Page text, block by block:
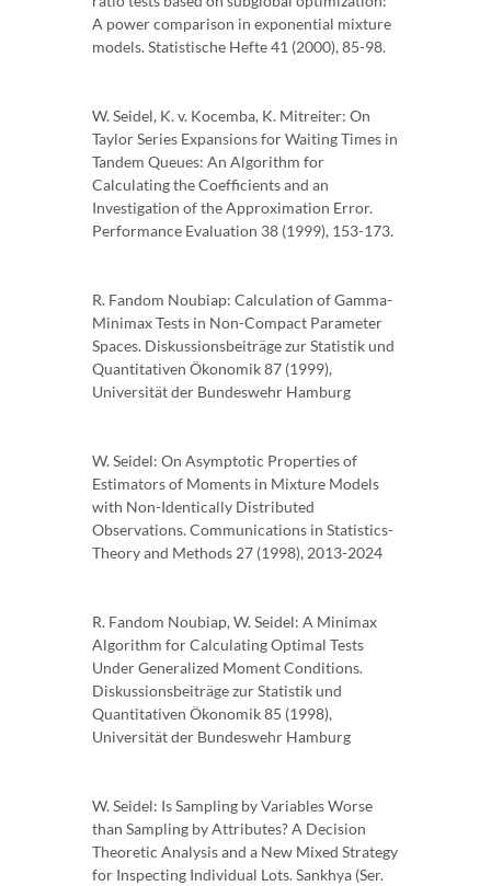
A power comparison in exponential mixture
models. Statistische Hefte 41 (2000), 85-98.
W. Seidel, K. v. Kocemba, K. Mitreiter: On
Taylor Series Expansions for Waiting Times in
Tandem Queues: An Algorithm for
Calculating the Coefficients and an
Investigation of the Approximation Error.
Performance Evaluation 38 (1999), 153-173.
R. Fandom Noubiap: Calculation of Gamma-
Minimax Tests in Non-Compact Parameter
Spaces. Diskussionsbeiträge zur Statistik und
Quantitativen Ökonomik 87 (1999),
Universität der Bundeswehr Hamburg
W. Seidel: On Asymptotic Properties of
Estimators of Moments in Mixture Models
with Non-Identically Distributed
Observations. Communications in Statistics-
Theory and Methods 27 (1998), 2013-2024
R. Fandom Noubiap, W. Seidel: A Minimax
Algorithm for Calculating Optimal Tests
Under Generalized Moment Conditions.
Diskussionsbeiträge zur Statistik und
Quantitativen Ökonomik 85 (1998),
Universität der Bundeswehr Hamburg
W. Seidel: Is Sampling by Variables Worse
than Sampling by Attributes? A Decision
Theoretic Analysis and a New Mixed Strategy
for Inspecting Individual Lots. Sankhya (Ser.